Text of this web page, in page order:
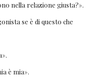
nella relazione giusta?».
se è di questo che
è mia».